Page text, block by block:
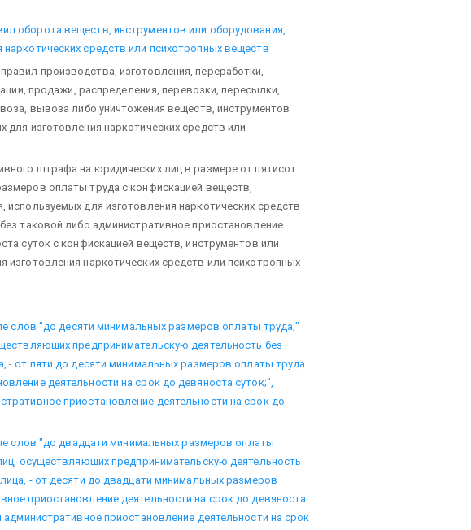
оборота веществ, инструментов или оборудования,
средств или психотропных веществ
производства, изготовления, переработки,
продажи, распределения, перевозки, пересылки,
вывоза либо уничтожения веществ, инструментов
для изготовления наркотических средств или
штрафа на юридических лиц в размере от пятисот
оплаты труда с конфискацией веществ,
используемых для изготовления наркотических средств
таковой либо административное приостановление
суток с конфискацией веществ, инструментов или
изготовления наркотических средств или психотропных
слов "до десяти минимальных размеров оплаты труда;"
предпринимательскую деятельность без
- от пяти до десяти минимальных размеров оплаты труда
деятельности на срок до девяноста суток;",
приостановление деятельности на срок до
слов "до двадцати минимальных размеров оплаты
осуществляющих предпринимательскую деятельность
- от десяти до двадцати минимальных размеров
приостановление деятельности на срок до девяноста
приостановление деятельности на срок